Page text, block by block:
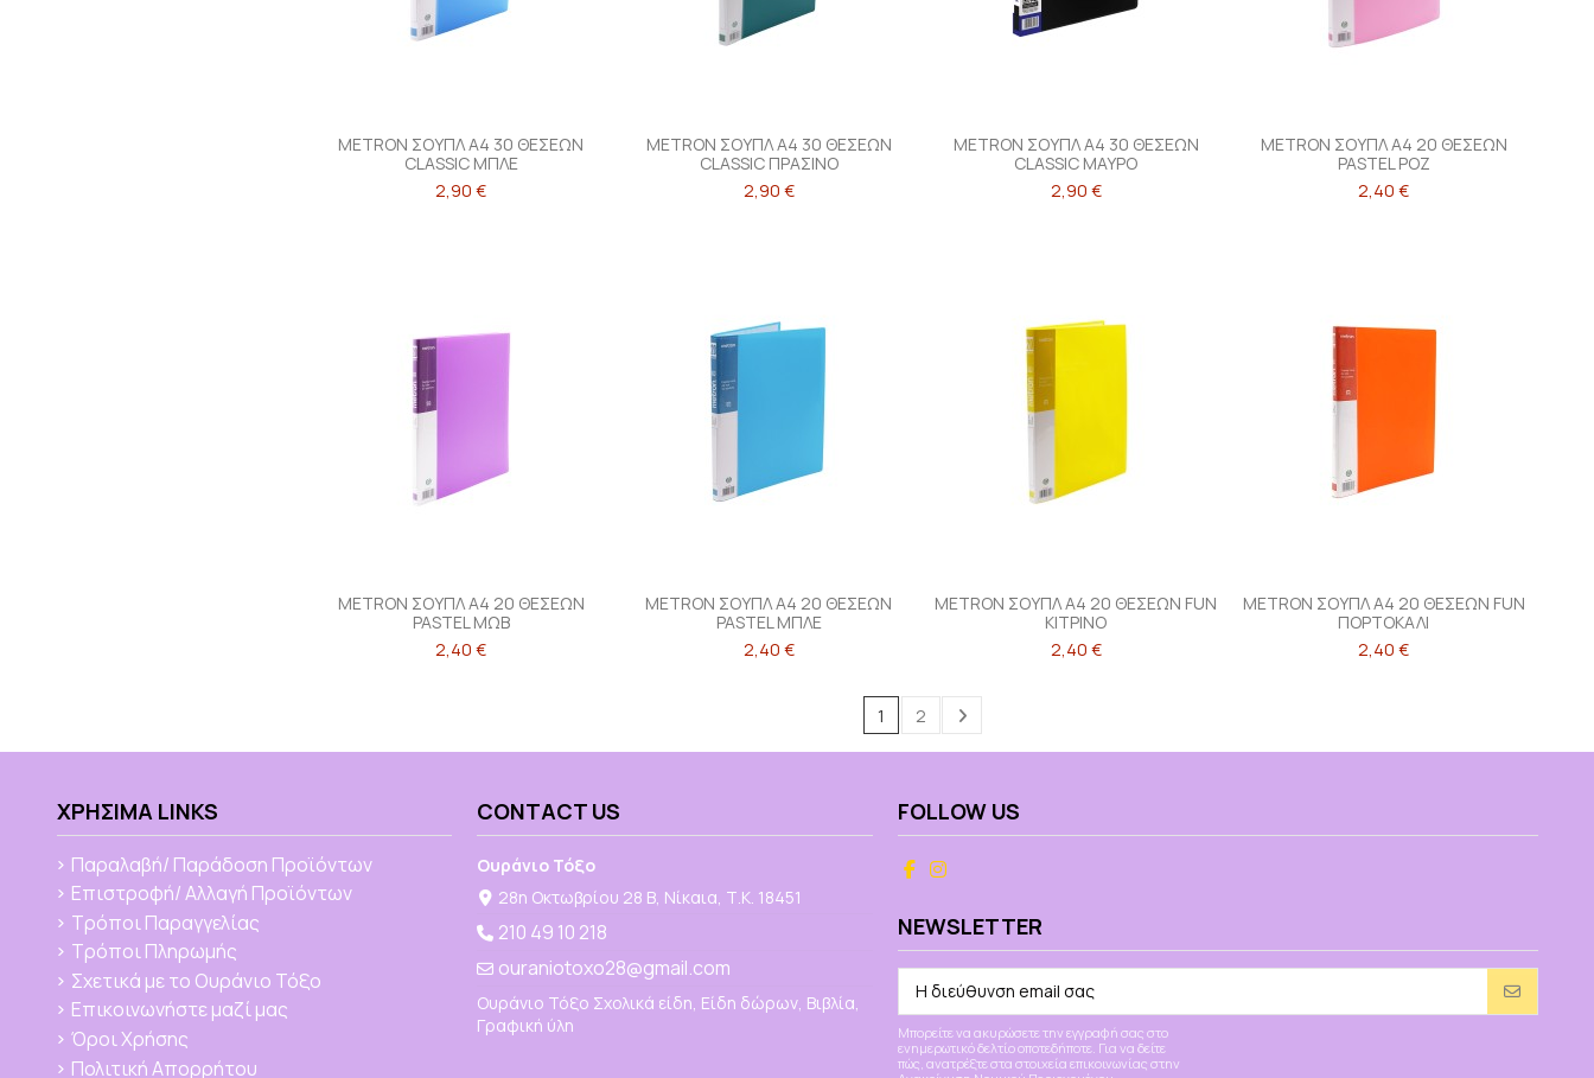
METRON ΣΟΥΠΛ Α4 30 ΘΕΣΕΩΝ
CLASSIC ΜΠΛΕ
2,90 €
METRON ΣΟΥΠΛ Α4 30 ΘΕΣΕΩΝ
CLASSIC ΠΡΑΣΙΝΟ
2,90 €
METRON ΣΟΥΠΛ Α4 30 ΘΕΣΕΩΝ
CLASSIC ΜΑΥΡΟ
2,90 €
METRON ΣΟΥΠΛ Α4 20 ΘΕΣΕΩΝ
PASTEL ΡΟΖ
2,40 €
METRON ΣΟΥΠΛ Α4 20 ΘΕΣΕΩΝ
PASTEL ΜΩΒ
2,40 €
METRON ΣΟΥΠΛ Α4 20 ΘΕΣΕΩΝ
PASTEL ΜΠΛΕ
2,40 €
METRON ΣΟΥΠΛ Α4 20 ΘΕΣΕΩΝ FUN
ΚΙΤΡΙΝΟ
2,40 €
METRON ΣΟΥΠΛ Α4 20 ΘΕΣΕΩΝ FUN
ΠΟΡΤΟΚΑΛΙ
2,40 €
1 2
ΧΡΉΣΙΜΑ LINKS
Παραλαβή/ Παράδοση Προϊόντων
Επιστροφή/ Αλλαγή Προϊόντων
Τρόποι Παραγγελίας
Τρόποι Πληρωμής
Σχετικά με το Ουράνιο Τόξο
Επικοινωνήστε μαζί μας
Όροι Χρήσης
Πολιτική Απορρήτου
CONTACT US
Ουράνιο Τόξο
28η Οκτωβρίου 28 Β, Νίκαια, Τ.Κ. 18451
210 49 10 218
ouraniotoxo28@gmail.com
Ουράνιο Τόξο Σχολικά είδη, Είδη δώρων, Βιβλία,
Γραφική ύλη
FOLLOW US
NEWSLETTER
Μπορείτε να ακυρώσετε την εγγραφή σας στο
ενημερωτικό δελτίο οποτεδήποτε. Για να δείτε
πώς, ανατρέξτε στα στοιχεία επικοινωνίας στην